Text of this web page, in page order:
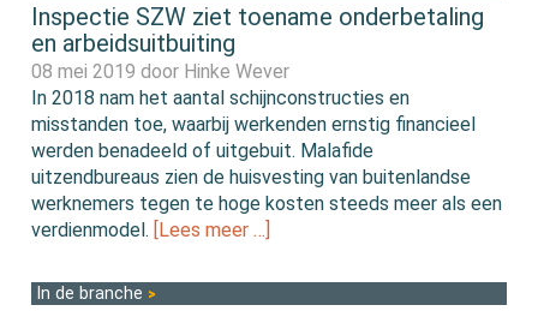
Inspectie SZW ziet toename onderbetaling
en arbeidsuitbuiting
08 mei 2019 door Hinke Wever
In 2018 nam het aantal schijnconstructies en
misstanden toe, waarbij werkenden ernstig financieel
werden benadeeld of uitgebuit. Malafide
uitzendbureaus zien de huisvesting van buitenlandse
werknemers tegen te hoge kosten steeds meer als een
verdienmodel. [Lees meer …]
In de branche